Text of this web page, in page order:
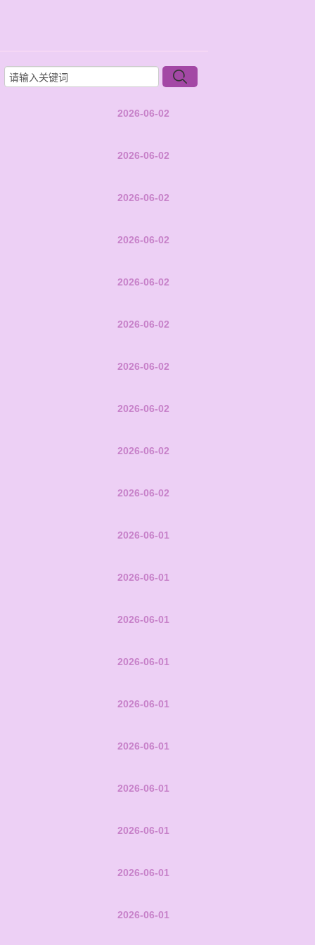
2026-06-02
2026-06-02
2026-06-02
2026-06-02
2026-06-02
2026-06-02
2026-06-02
2026-06-02
2026-06-02
2026-06-02
2026-06-01
2026-06-01
2026-06-01
2026-06-01
2026-06-01
2026-06-01
2026-06-01
2026-06-01
2026-06-01
2026-06-01